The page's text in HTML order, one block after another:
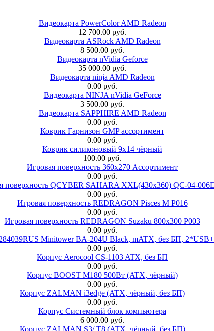
Видеокарта PowerColor AMD Radeon
12 700.00 руб.
Видеокарта ASRock AMD Radeon
8 500.00 руб.
Видеокарта nVidia Geforce
35 000.00 руб.
Видеокарта ninja AMD Radeon
0.00 руб.
Видеокарта NINJA nVidia GeForce
3 500.00 руб.
Видеокарта SAPPHIRE AMD Radeon
0.00 руб.
Коврик Гарнизон GMP ассортимент
0.00 руб.
Коврик силиконовый 9х14 чёрный
100.00 руб.
Игровая поверхность 360x270 Ассортимент
0.00 руб.
поверхность QCYBER SAHARA XXL(430x360) QC-04-
0.00 руб.
Игровая поверхность REDRAGON Pisces M P016
0.00 руб.
Игровая поверхность REDRAGON Suzaku 800x300 P003
0.00 руб.
Minitower BA-204U Black, mATX, без БП,
0.00 руб.
Корпус Aerocool CS-1103 ATX, без БП
0.00 руб.
Корпус BOOST M180 500Вт (ATX, чёрный)
0.00 руб.
Корпус ZALMAN i3edge (ATX, чёрный, без БП)
0.00 руб.
Корпус Системный блок компьютера
6 000.00 руб.
Корпус ZALMAN S3/ T8 (ATX, чёрный, без БП)